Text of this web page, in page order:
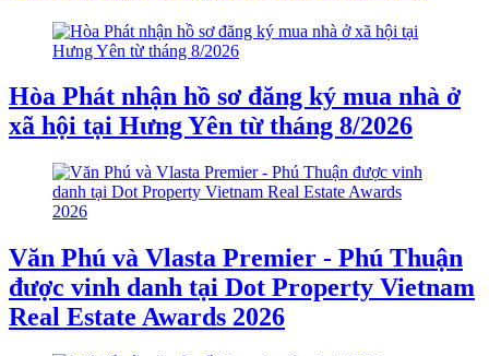
Hòa Phát nhận hồ sơ đăng ký mua nhà ở
xã hội tại Hưng Yên từ tháng 8/2026
Văn Phú và Vlasta Premier - Phú Thuận
được vinh danh tại Dot Property Vietnam
Real Estate Awards 2026